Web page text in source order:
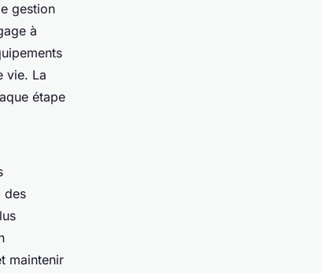
gestion
à
vie. La
étape
des
maintenir